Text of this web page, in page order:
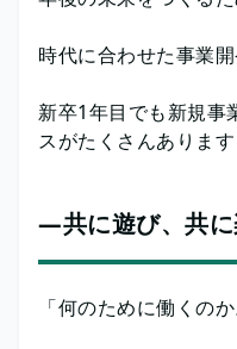
時代に合わせた事業
新卒1年目でも新規事
スがたくさんあります
―共に遊び、共
「何のために働くのか